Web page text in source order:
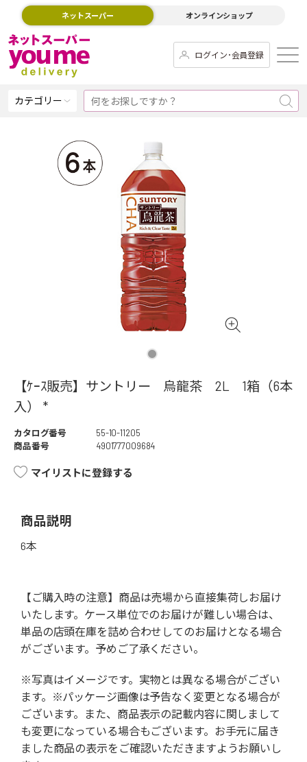
ネットスーパー オンラインショップ
ログイン･会員登録
カテゴリー
【ｹｰｽ販売】サントリー 烏龍茶 2L 1箱（6本
入） *
カタログ番号
55-10-11205
商品番号
4901777009684
マイリストに登録する
商品説明
6本
【ご購入時の注意】商品は売場から直接集荷しお届け
いたします。ケース単位でのお届けが難しい場合は、
単品の店頭在庫を詰め合わせしてのお届けとなる場合
がございます。予めご了承ください。
※写真はイメージです。実物とは異なる場合がござい
ます。※パッケージ画像は予告なく変更となる場合が
ございます。また、商品表示の記載内容に関しまして
も変更になっている場合もございます。お手元に届き
ました商品の表示をご確認いただきますようお願いし